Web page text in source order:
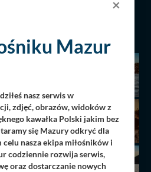
r.
×
Mazur
nasz serwis w
zdjęć, obrazów, widoków z
kawałka Polski jakim bez
się Mazury odkryć dla
nasza ekipa miłośników i
codziennie rozwija serwis,
oraz dostarczanie nowych